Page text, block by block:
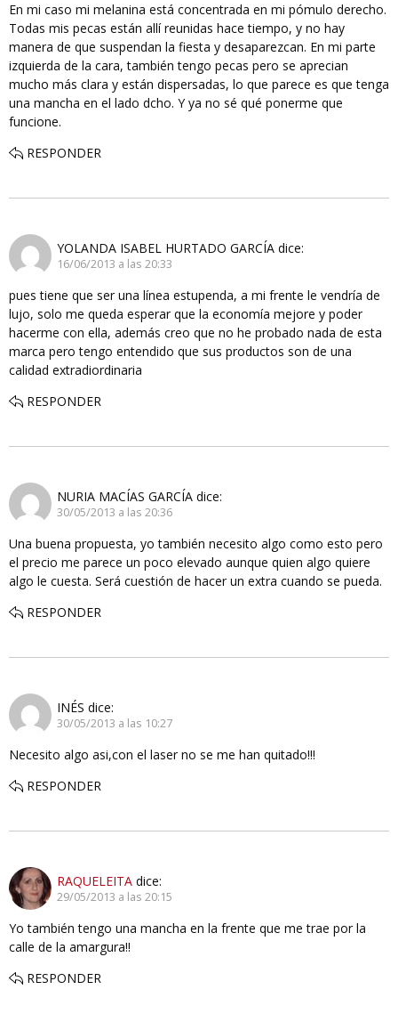
En mi caso mi melanina está concentrada en mi pómulo derecho.
Todas mis pecas están allí reunidas hace tiempo, y no hay
manera de que suspendan la fiesta y desaparezcan. En mi parte
izquierda de la cara, también tengo pecas pero se aprecian
mucho más clara y están dispersadas, lo que parece es que tenga
una mancha en el lado dcho. Y ya no sé qué ponerme que
funcione.
RESPONDER
YOLANDA ISABEL HURTADO GARCÍA dice:
16/06/2013 a las 20:33
pues tiene que ser una línea estupenda, a mi frente le vendría de
lujo, solo me queda esperar que la economía mejore y poder
hacerme con ella, además creo que no he probado nada de esta
marca pero tengo entendido que sus productos son de una
calidad extradiordinaria
RESPONDER
NURIA MACÍAS GARCÍA dice:
30/05/2013 a las 20:36
Una buena propuesta, yo también necesito algo como esto pero
el precio me parece un poco elevado aunque quien algo quiere
algo le cuesta. Será cuestión de hacer un extra cuando se pueda.
RESPONDER
INÉS dice:
30/05/2013 a las 10:27
Necesito algo asi,con el laser no se me han quitado!!!
RESPONDER
RAQUELEITA dice:
29/05/2013 a las 20:15
Yo también tengo una mancha en la frente que me trae por la
calle de la amargura!!
RESPONDER